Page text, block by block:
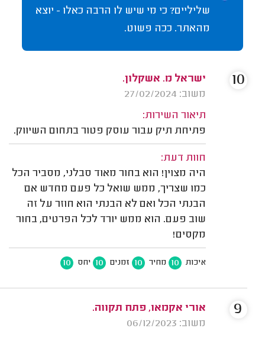
שליליים? כי מי שיש לו הרבה כאלו - יוצא
מהאתר. ככה פשוט.
ישראל מ. אשקלון.
משוב: 27/02/2024
תיאור השירות:
פתיחת תיק עבור עוסק פטור בתחום השיווק.
חוות דעת:
היה מצוין! הוא בחור מאוד סבלני, מסביר הכל
כמו שצריך, ממש שואל כל פעם מחדש אם
הבנתי הכל ואם לא הבנתי הוא חוזר על זה
שוב פעם. הוא ממש יורד לכל הפרטים, בחור
מקסים!
איכות 10 מחיר 10 זמנים 10 יחס 10
10
אורי אקמאו, פתח תקווה.
משוב: 06/12/2023
9